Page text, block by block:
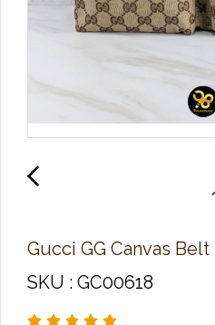
Gucci GG Canvas
SKU : GC00618